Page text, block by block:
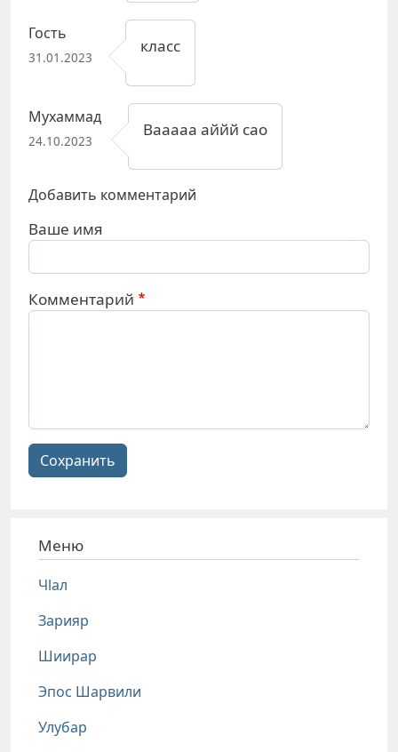
Гость
31.01.2023
класс
Мухаммад
24.10.2023
Вааааа аййй сао
Добавить комментарий
Ваше имя
Комментарий
Сохранить
Меню
Чlал
Зарияр
Шиирар
Эпос Шарвили
Улубар